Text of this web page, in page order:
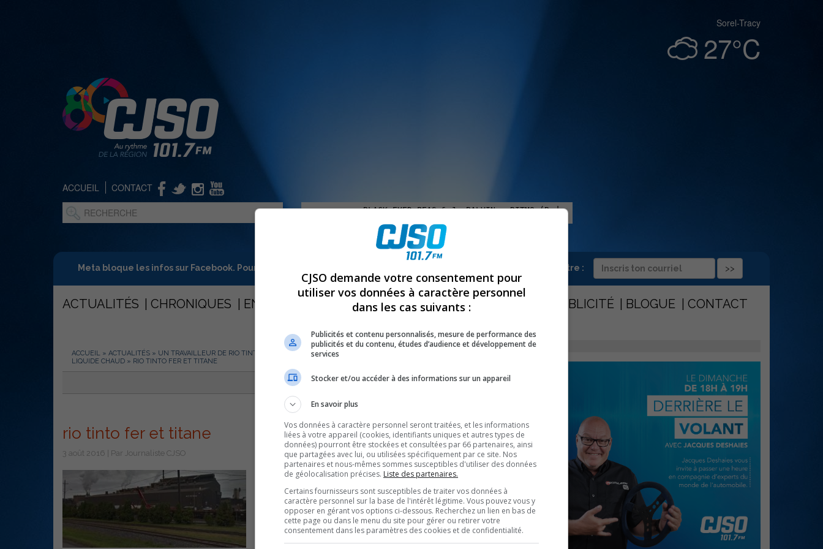
Sorel-Tracy
27°C
ACCUEIL CONTACT
Meta bloque les infos sur Facebook. Pour ne rien manquer à Sorel-Tracy et la région, abonne-toi à notre infolettre :
ACTUALITÉS CHRONIQUES ENTREVUES OPINION ÉMISSIONS CONCOURS PUBLICITÉ BLOGUE CONTACT
ACCUEIL » ACTUALITÉS » UN TRAVAILLEUR DE RIO TINTO FER ET TITANE TRANSPORTÉ À L’HÔPITAL APRÈS AVOIR ÉTÉ ASPERGÉ D’UN
LIQUIDE CHAUD » RIO TINTO FER ET TITANE
PARTAGEZ
rio tinto fer et titane
3 août 2016 | Par Journaliste CJSO
CJSO demande votre consentement pour
utiliser vos données à caractère personnel
dans les cas suivants :
Publicités et contenu personnalisés, mesure de performance des
publicités et du contenu, études d’audience et développement de
services
Stocker et/ou accéder à des informations sur un appareil
En savoir plus
Vos données à caractère personnel seront traitées, et les informations
liées à votre appareil (cookies, identifiants uniques et autres types de
données) pourront être stockées et consultées par 66 partenaires, ainsi
que partagées avec lui, ou utilisées spécifiquement par ce site. Nos
partenaires et nous-mêmes sommes susceptibles d'utiliser des données
de géolocalisation précises. Liste des partenaires.
Certains fournisseurs sont susceptibles de traiter vos données à
caractère personnel sur la base de l'intérêt légitime. Vous pouvez vous y
opposer en gérant vos options ci-dessous. Recherchez un lien en bas de
cette page ou dans le menu du site pour gérer ou retirer votre
consentement dans les paramètres des cookies et de confidentialité.